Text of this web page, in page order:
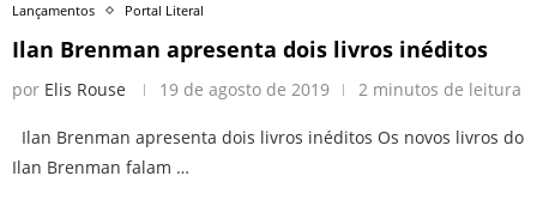
Lançamentos Portal Literal
Ilan Brenman apresenta dois livros inéditos
por Elis Rouse 19 de agosto de 2019 2 minutos de leitura
Ilan Brenman apresenta dois livros inéditos Os novos livros do
Ilan Brenman falam …